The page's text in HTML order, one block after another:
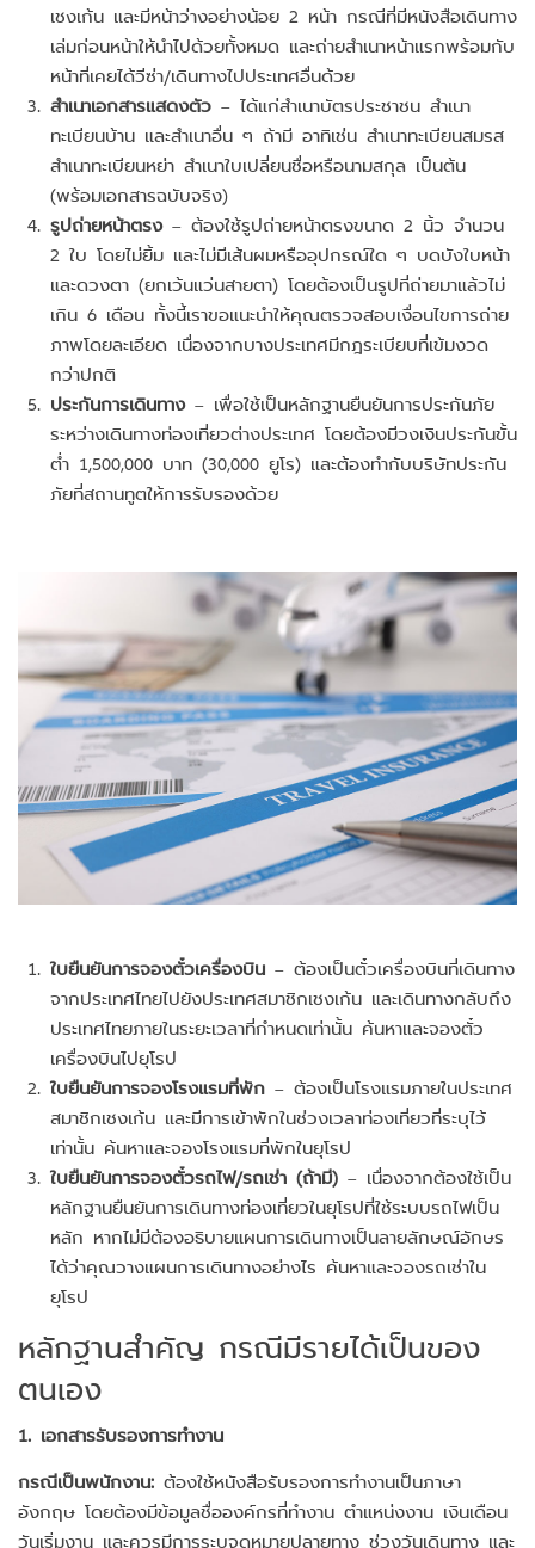
เชงเก้น และมีหน้าว่างอย่างน้อย 2 หน้า กรณีที่มีหนังสือเดินทาง
เล่มก่อนหน้าให้นำไปด้วยทั้งหมด และถ่ายสำเนาหน้าแรกพร้อมกับ
หน้าที่เคยได้วีซ่า/เดินทางไปประเทศอื่นด้วย
สำเนาเอกสารแสดงตัว– ได้แก่สำเนาบัตรประชาชน สำเนา
ทะเบียนบ้าน และสำเนาอื่น ๆ ถ้ามี อาทิเช่น สำเนาทะเบียนสมรส
สำเนาทะเบียนหย่า สำเนาใบเปลี่ยนชื่อหรือนามสกุล เป็นต้น
(พร้อมเอกสารฉบับจริง)
รูปถ่ายหน้าตรง– ต้องใช้รูปถ่ายหน้าตรงขนาด 2 นิ้ว จำนวน
2 ใบ โดยไม่ยิ้ม และไม่มีเส้นผมหรืออุปกรณ์ใด ๆ บดบังใบหน้า
และดวงตา (ยกเว้นแว่นสายตา) โดยต้องเป็นรูปที่ถ่ายมาแล้วไม่
เกิน 6 เดือน ทั้งนี้เราขอแนะนำให้คุณตรวจสอบเงื่อนไขการถ่าย
ภาพโดยละเอียด เนื่องจากบางประเทศมีกฎระเบียบที่เข้มงวด
กว่าปกติ
ประกันการเดินทาง– เพื่อใช้เป็นหลักฐานยืนยันการประกันภัย
ระหว่างเดินทางท่องเที่ยวต่างประเทศ โดยต้องมีวงเงินประกันขั้น
ต่ำ 1,500,000 บาท (30,000 ยูโร) และต้องทำกับบริษัทประกัน
ภัยที่สถานทูตให้การรับรองด้วย
ใบยืนยันการจองตั๋วเครื่องบิน– ต้องเป็นตั๋วเครื่องบินที่เดินทาง
จากประเทศไทยไปยังประเทศสมาชิกเชงเก้น และเดินทางกลับถึง
ประเทศไทยภายในระยะเวลาที่กำหนดเท่านั้น ค้นหาและจองตั๋ว
เครื่องบินไปยุโรป
ใบยืนยันการจองโรงแรมที่พัก– ต้องเป็นโรงแรมภายในประเทศ
สมาชิกเชงเก้น และมีการเข้าพักในช่วงเวลาท่องเที่ยวที่ระบุไว้
เท่านั้น ค้นหาและจองโรงแรมที่พักในยุโรป
ใบยืนยันการจองตั๋วรถไฟ/รถเช่า (ถ้ามี)– เนื่องจากต้องใช้เป็น
หลักฐานยืนยันการเดินทางท่องเที่ยวในยุโรปที่ใช้ระบบรถไฟเป็น
หลัก หากไม่มีต้องอธิบายแผนการเดินทางเป็นลายลักษณ์อักษร
ได้ว่าคุณวางแผนการเดินทางอย่างไร ค้นหาและจองรถเช่าใน
ยุโรป
หลักฐานสำคัญ กรณีมีรายได้เป็นของ
ตนเอง
1. เอกสารรับรองการทำงาน
กรณีเป็นพนักงาน: ต้องใช้หนังสือรับรองการทำงานเป็นภาษา
อังกฤษ โดยต้องมีข้อมูลชื่อองค์กรที่ทำงาน ตำแหน่งงาน เงินเดือน
วันเริ่มงาน และควรมีการระบุจุดหมายปลายทาง ช่วงวันเดินทาง และ